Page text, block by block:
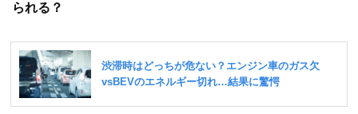
られる？